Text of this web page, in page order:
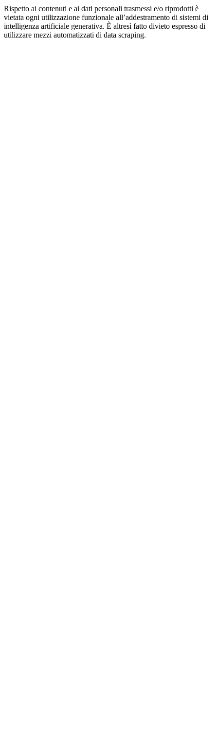
Rispetto ai contenuti e ai dati personali trasmessi e/o riprodotti è
vietata ogni utilizzazione funzionale all’addestramento di sistemi di
intelligenza artificiale generativa. È altresì fatto divieto espresso di
utilizzare mezzi automatizzati di data scraping.